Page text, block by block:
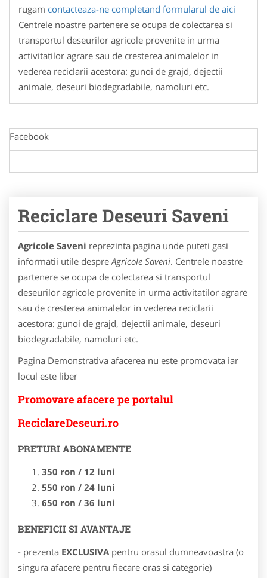
rugam contacteaza-ne completand formularul de aici
Centrele noastre partenere se ocupa de colectarea si
transportul deseurilor agricole provenite in urma
activitatilor agrare sau de cresterea animalelor in
vederea reciclarii acestora: gunoi de grajd, dejectii
animale, deseuri biodegradabile, namoluri etc.
Facebook
Reciclare Deseuri Saveni
Agricole Saveni reprezinta pagina unde puteti gasi
informatii utile despre Agricole Saveni. Centrele noastre
partenere se ocupa de colectarea si transportul
deseurilor agricole provenite in urma activitatilor agrare
sau de cresterea animalelor in vederea reciclarii
acestora: gunoi de grajd, dejectii animale, deseuri
biodegradabile, namoluri etc.
Pagina Demonstrativa afacerea nu este promovata iar
locul este liber
Promovare afacere pe portalul
ReciclareDeseuri.ro
PRETURI ABONAMENTE
350 ron / 12 luni
550 ron / 24 luni
650 ron / 36 luni
BENEFICII SI AVANTAJE
- prezenta EXCLUSIVA pentru orasul dumneavoastra (o
singura afacere pentru fiecare oras si categorie)